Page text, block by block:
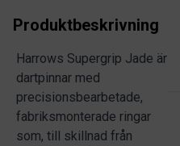
Produktbeskrivning
Harrows Supergrip Jade är
dartpinnar med
precisionsbearbetade,
fabriksmonterade ringar
som, till skillnad från